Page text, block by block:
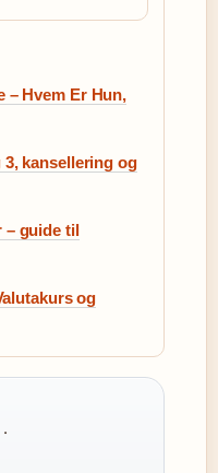
Hvem Er Hun,
3, kansellering og
– guide til
og